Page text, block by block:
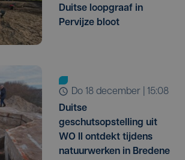
Duitse loopgraaf in
Pervijze bloot
do 18 december | 15:08
Duitse
geschutsopstelling uit
WO II ontdekt tijdens
natuurwerken in Bredene